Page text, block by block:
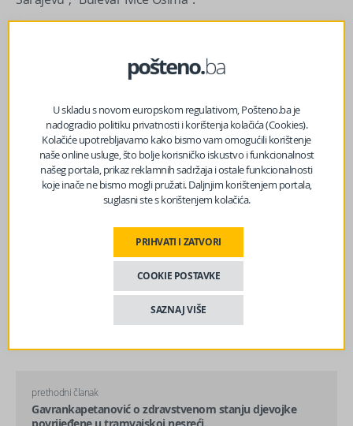
prethodni članak
Gavrankapetanović o zdravstvenom stanju djevojke
U skladu s novom europskom regulativom, Pošteno.ba je
nadogradio politiku privatnosti i korištenja kolačića (Cookies).
Kolačiće upotrebljavamo kako bismo vam omogućili korištenje
naše online usluge, što bolje korisničko iskustvo i funkcionalnost
našeg portala, prikaz reklamnih sadržaja i ostale funkcionalnosti
koje inače ne bismo mogli pružati. Daljnjim korištenjem portala,
suglasni ste s korištenjem kolačića.
PRIHVATI I ZATVORI
COOKIE POSTAVKE
SAZNAJ VIŠE